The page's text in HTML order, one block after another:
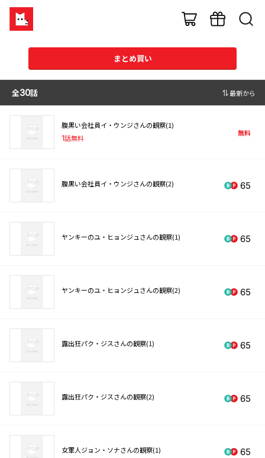
まとめ買い
全30話 最新から
腹黒い会社員イ・ウンジさんの観察(1)
1話無料
無料
腹黒い会社員イ・ウンジさんの観察(2) 65
ヤンキーのユ・ヒョンジュさんの観察(1) 65
ヤンキーのユ・ヒョンジュさんの観察(2) 65
露出狂パク・ジスさんの観察(1) 65
露出狂パク・ジスさんの観察(2) 65
女軍人ジョン・ソナさんの観察(1) 65